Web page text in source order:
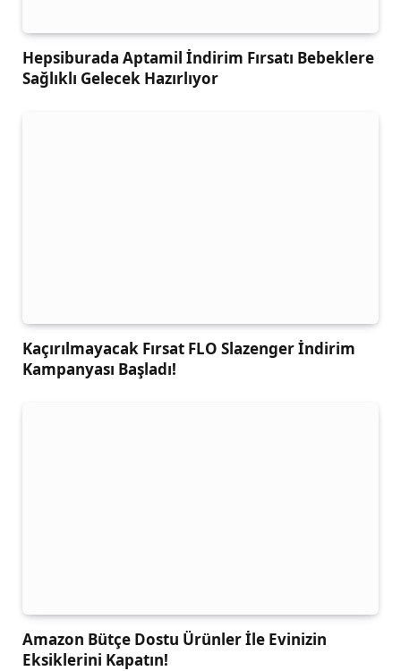
Hepsiburada Aptamil İndirim Fırsatı Bebeklere
Sağlıklı Gelecek Hazırlıyor
Kaçırılmayacak Fırsat FLO Slazenger İndirim
Kampanyası Başladı!
Amazon Bütçe Dostu Ürünler İle Evinizin
Eksiklerini Kapatın!